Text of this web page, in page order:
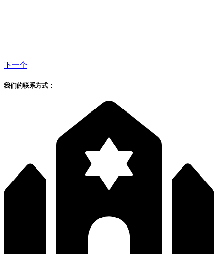
下一个
我们的联系方式：